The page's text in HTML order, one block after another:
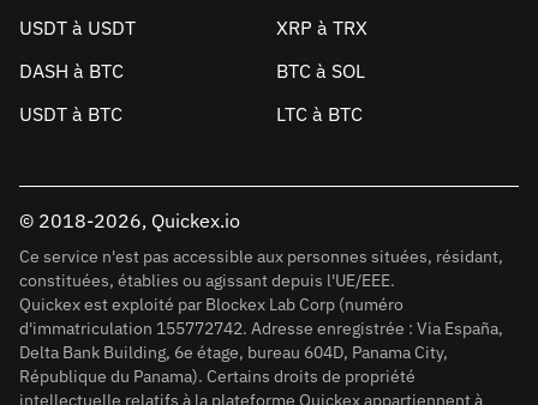
USDT à USDT
XRP à TRX
DASH à BTC
BTC à SOL
USDT à BTC
LTC à BTC
© 2018-2026, Quickex.io
Ce service n'est pas accessible aux personnes situées, résidant,
constituées, établies ou agissant depuis l'UE/EEE.
Quickex est exploité par Blockex Lab Corp (numéro
d'immatriculation 155772742. Adresse enregistrée : Via España,
Delta Bank Building, 6e étage, bureau 604D, Panama City,
République du Panama). Certains droits de propriété
intellectuelle relatifs à la plateforme Quickex appartiennent à